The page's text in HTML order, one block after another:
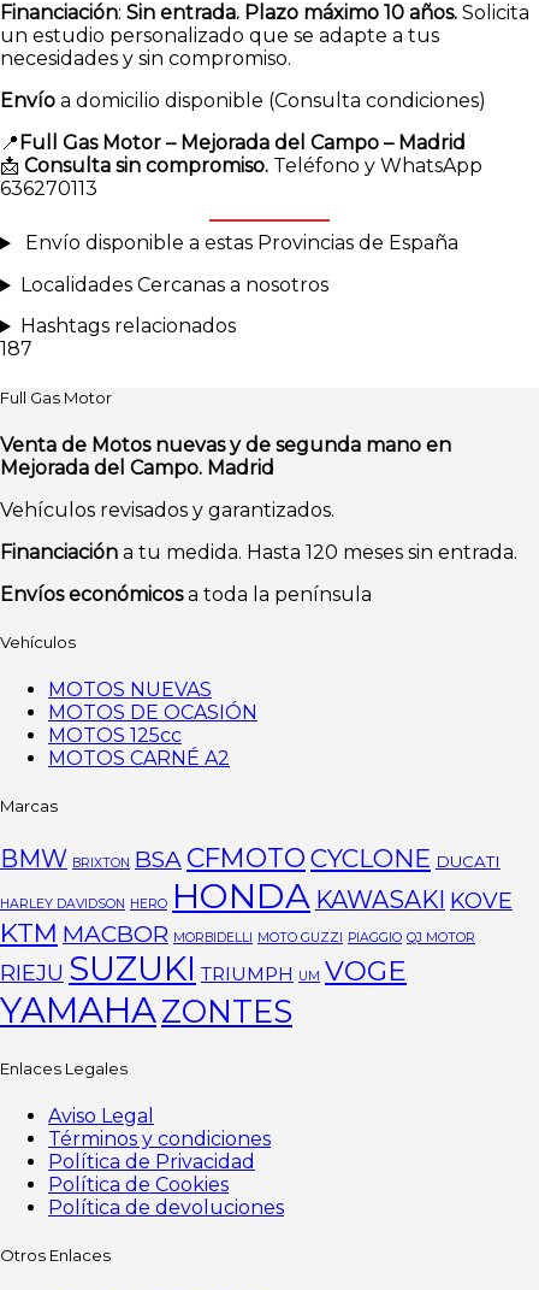
Financiación: Sin entrada. Plazo máximo 10 años. Solicita
un estudio personalizado que se adapte a tus
necesidades y sin compromiso.
Envío a domicilio disponible (Consulta condiciones)
📍 Full Gas Motor – Mejorada del Campo – Madrid
📩 Consulta sin compromiso. Teléfono y WhatsApp
636270113
Envío disponible a estas Provincias de España
Localidades Cercanas a nosotros
Hashtags relacionados
187
Full Gas Motor
Venta de Motos nuevas y de segunda mano en
Mejorada del Campo. Madrid
Vehículos revisados y garantizados.
Financiación a tu medida. Hasta 120 meses sin entrada.
Envíos económicosa toda la península
Vehículos
MOTOS NUEVAS
MOTOS DE OCASIÓN
MOTOS 125cc
MOTOS CARNÉ A2
Marcas
BMW BRIXTON BSA CFMOTO CYCLONE DUCATI
HARLEY DAVIDSON HERO HONDA KAWASAKI KOVE
KTM MACBOR MORBIDELLI MOTO GUZZI PIAGGIO QJ MOTOR
RIEJU SUZUKI TRIUMPH UM VOGE
YAMAHAZONTES
Enlaces Legales
Aviso Legal
Términos y condiciones
Política de Privacidad
Política de Cookies
Política de devoluciones
Otros Enlaces